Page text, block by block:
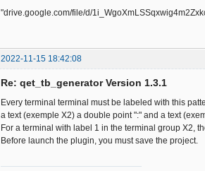
"drive.google.com/file/d/
2022-11-15 18:42:08
Re: qet_tb_generator Version 1.3.1
Every terminal terminal must be labeled with this
a text (exemple X2) a double point ":" and a text
For a terminal with label 1 in the terminal group X2,
Before launch the plugin, you must save the project.